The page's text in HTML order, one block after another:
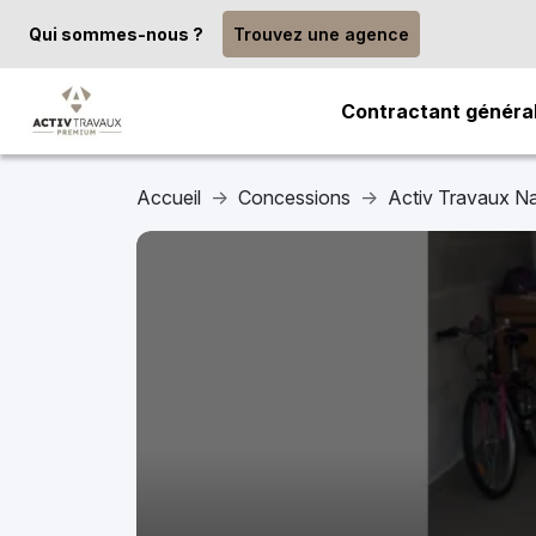
Qui sommes-nous ? Trouvez une agence
Contractant
Accueil Concessions Activ Travaux